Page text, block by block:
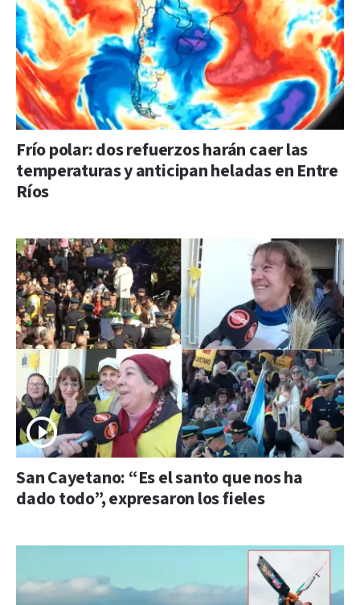
Frío polar: dos refuerzos harán caer las
temperaturas y anticipan heladas en Entre
Ríos
San Cayetano: “Es el santo que nos ha
dado todo”, expresaron los fieles